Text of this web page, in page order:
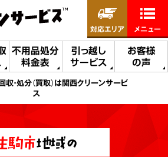
不用品処分
料金表
引っ越し
サービス
お客様
の声
対応エリア メニュー
・処分（買取）は関西クリーンサービ
ス
駒市地域の